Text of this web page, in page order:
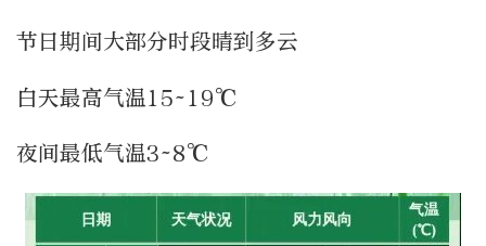
节日期间大部分时段晴到多云
白天最高气温15~19℃
夜间最低气温3~8℃